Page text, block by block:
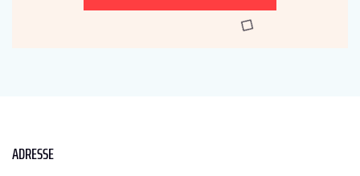
ADRESSE